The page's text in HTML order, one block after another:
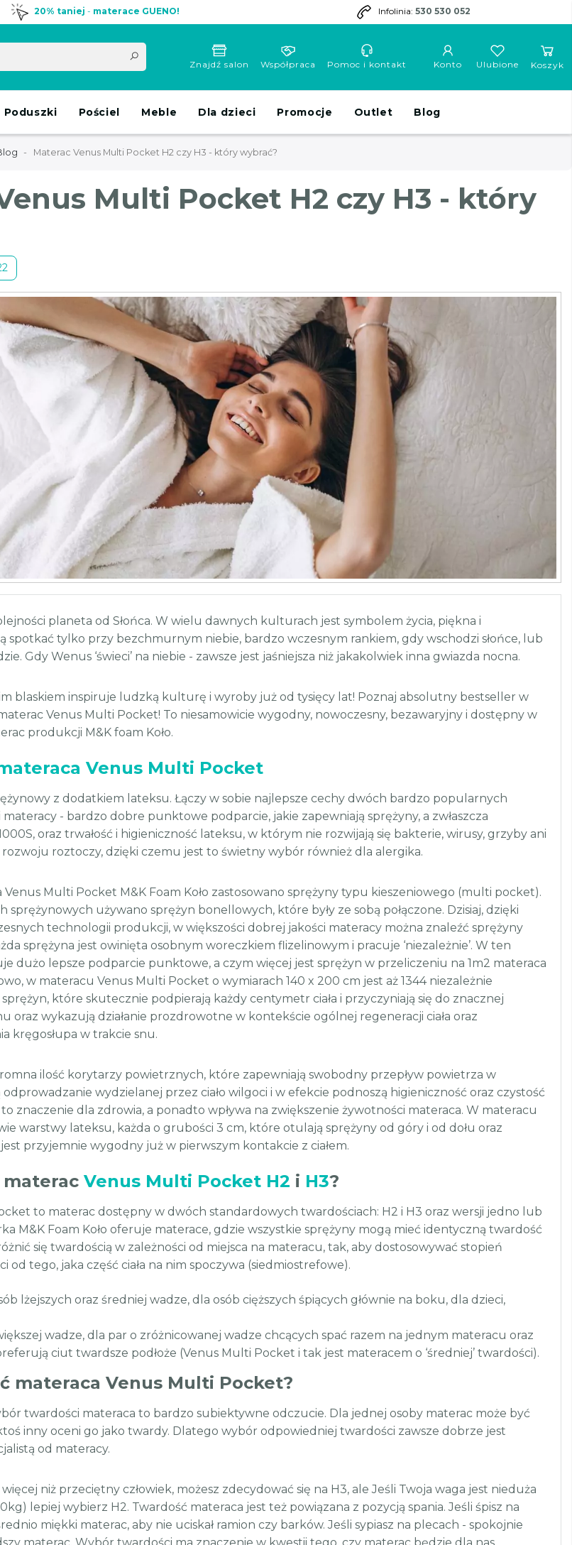
20% taniej - materace GUENO! Infolinia: 530 530 052
Znajdź salon Współpraca Pomoc i kontakt Konto Koszyk
Ulubione
Poduszki Pościel Meble Dla dzieci Promocje Outlet Blog
Materac Venus Multi Pocket H2 czy H3 - który wybrać?
Multi Pocket H2 czy H3 - który
planeta od Słońca. W wielu dawnych kulturach jest symbolem życia, piękna i
spotkać tylko przy bezchmurnym niebie, bardzo wczesnym rankiem, gdy wschodzi słońce, lub
Gdy Wenus ‘świeci’ na niebie - zawsze jest jaśniejsza niż jakakolwiek inna gwiazda nocna.
blaskiem inspiruje ludzką kulturę i wyroby już od tysięcy lat! Poznaj absolutny bestseller w
Venus Multi Pocket! To niesamowicie wygodny, nowoczesny, bezawaryjny i dostępny w
produkcji M&K foam Koło.
Venus Multi Pocket
z dodatkiem lateksu. Łączy w sobie najlepsze cechy dwóch bardzo popularnych
- bardzo dobre punktowe podparcie, jakie zapewniają sprężyny, a zwłaszcza
oraz trwałość i higieniczność lateksu, w którym nie rozwijają się bakterie, wirusy, grzyby ani
roztoczy, dzięki czemu jest to świetny wybór również dla alergika.
Multi Pocket M&K Foam Koło zastosowano sprężyny typu kieszeniowego (multi pocket).
sprężynowych używano sprężyn bonellowych, które były ze sobą połączone. Dzisiaj, dzięki
technologii produkcji, w większości dobrej jakości materacy można znaleźć sprężyny
sprężyna jest owinięta osobnym woreczkiem flizelinowym i pracuje ‘niezależnie’. W ten
dużo lepsze podparcie punktowe, a czym więcej jest sprężyn w przeliczeniu na 1m2 materaca
w materacu Venus Multi Pocket o wymiarach 140 x 200 cm jest aż 1344 niezależnie
sprężyn, które skutecznie podpierają każdy centymetr ciała i przyczyniają się do znacznej
oraz wykazują działanie prozdrowotne w kontekście ogólnej regeneracji ciała oraz
kręgosłupa w trakcie snu.
ilość korytarzy powietrznych, które zapewniają swobodny przepływ powietrza w
wydzielanej przez ciało wilgoci i w efekcie podnoszą higieniczność oraz czystość
to znaczenie dla zdrowia, a ponadto wpływa na zwiększenie żywotności materaca. W materacu
warstwy lateksu, każda o grubości 3 cm, które otulają sprężyny od góry i od dołu oraz
przyjemnie wygodny już w pierwszym kontakcie z ciałem.
Venus Multi Pocket H2 i H3?
to materac dostępny w dwóch standardowych twardościach: H2 i H3 oraz wersji jedno lub
M&K Foam Koło oferuje materace, gdzie wszystkie sprężyny mogą mieć identyczną twardość
się twardością w zależności od miejsca na materacu, tak, aby dostosowywać stopień
od tego, jaka część ciała na nim spoczywa (siedmiostrefowe).
lżejszych oraz średniej wadze, dla osób cięższych śpiących głównie na boku, dla dzieci,
wadze, dla par o zróżnicowanej wadze chcących spać razem na jednym materacu oraz
ciut twardsze podłoże (Venus Multi Pocket i tak jest materacem o ‘średniej’ twardości).
materaca Venus Multi Pocket?
twardości materaca to bardzo subiektywne odczucie. Dla jednej osoby materac może być
inny oceni go jako twardy. Dlatego wybór odpowiedniej twardości zawsze dobrze jest
od materacy.
niż przeciętny człowiek, możesz zdecydować się na H3, ale Jeśli Twoja waga jest nieduża
lepiej wybierz H2. Twardość materaca jest też powiązana z pozycją spania. Jeśli śpisz na
miękki materac, aby nie uciskał ramion czy barków. Jeśli sypiasz na plecach - spokojnie